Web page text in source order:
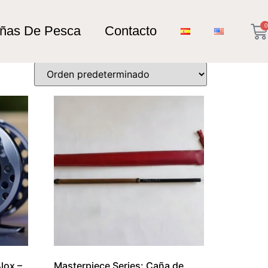
De Pesca Contacto 0
–
Masterpiece Series: Caña de